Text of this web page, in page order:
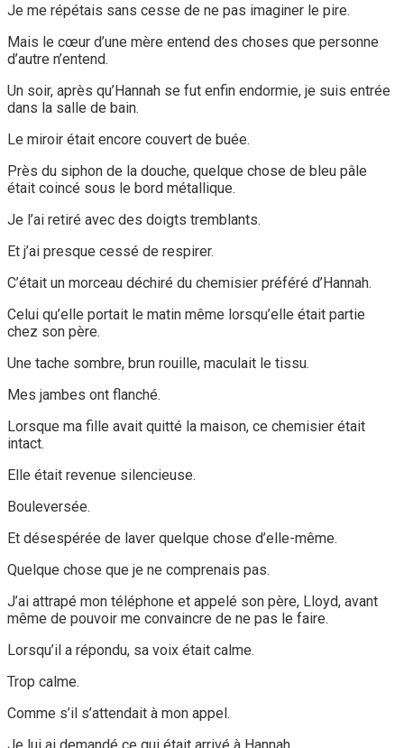
Je me répétais sans cesse de ne pas imaginer le pire.
Mais le cœur d’une mère entend des choses que personne
d’autre n’entend.
Un soir, après qu’Hannah se fut enfin endormie, je suis entrée
dans la salle de bain.
Le miroir était encore couvert de buée.
Près du siphon de la douche, quelque chose de bleu pâle
était coincé sous le bord métallique.
Je l’ai retiré avec des doigts tremblants.
Et j’ai presque cessé de respirer.
C’était un morceau déchiré du chemisier préféré d’Hannah.
Celui qu’elle portait le matin même lorsqu’elle était partie
chez son père.
Une tache sombre, brun rouille, maculait le tissu.
Mes jambes ont flanché.
Lorsque ma fille avait quitté la maison, ce chemisier était
intact.
Elle était revenue silencieuse.
Bouleversée.
Et désespérée de laver quelque chose d’elle-même.
Quelque chose que je ne comprenais pas.
J’ai attrapé mon téléphone et appelé son père, Lloyd, avant
même de pouvoir me convaincre de ne pas le faire.
Lorsqu’il a répondu, sa voix était calme.
Trop calme.
Comme s’il s’attendait à mon appel.